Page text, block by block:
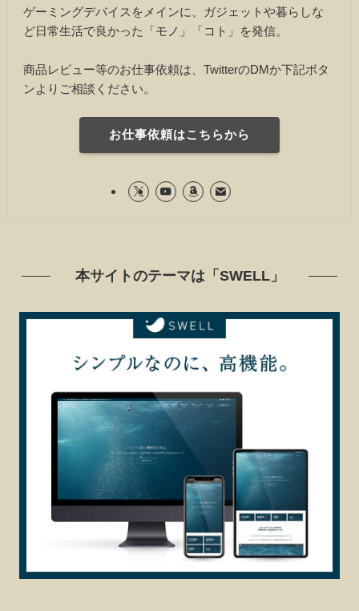
ゲーミングデバイスをメインに、ガジェットや暮らしな
ど日常生活で良かった「モノ」「コト」を発信。
商品レビュー等のお仕事依頼は、TwitterのDMか下記ボタ
ンよりご相談ください。
お仕事依頼はこちらから
本サイトのテーマは「SWELL」